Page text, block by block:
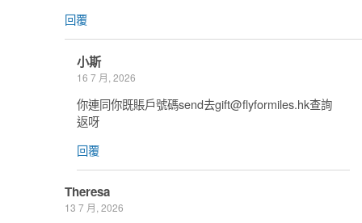
回覆
小斯
16 7 月, 2026
你連同你既賬戶號碼send去gift@flyformiles.hk查詢
返呀
回覆
Theresa
13 7 月, 2026